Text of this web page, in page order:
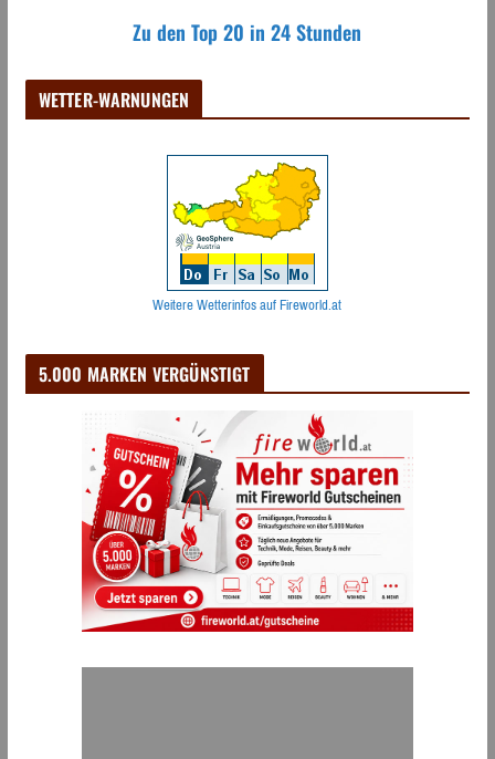
Zu den Top 20 in 24 Stunden
WETTER-WARNUNGEN
Weitere Wetterinfos auf Fireworld.at
5.000 MARKEN VERGÜNSTIGT